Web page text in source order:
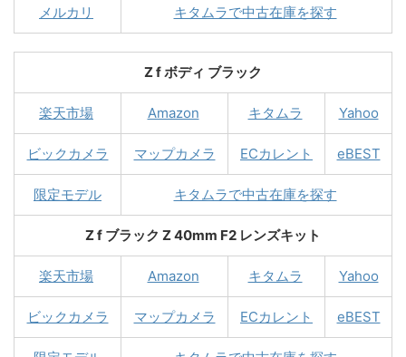
メルカリ キタムラで中古在庫を探す
Z f ボディ ブラック
楽天市場 Amazon キタムラ Yahoo
ビックカメラ マップカメラ ECカレント eBEST
限定モデル キタムラで中古在庫を探す
Z f ブラック Z 40mm F2 レンズキット
楽天市場 Amazon キタムラ Yahoo
ビックカメラ マップカメラ ECカレント eBEST